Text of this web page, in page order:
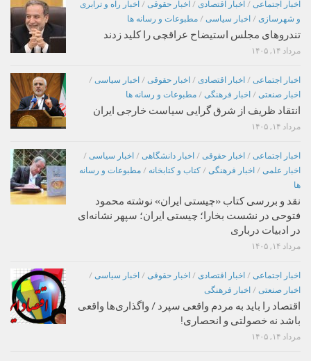
اخبار اجتماعی / اخبار اقتصادی / اخبار حقوقی / اخبار راه و ترابری
و شهرسازی / اخبار سیاسی / مطبوعات و رسانه ها
تندروهای مجلس استیضاح عراقچی را کلید زدند
مرداد ۱۴, ۱۴۰۵
اخبار اجتماعی / اخبار اقتصادی / اخبار حقوقی / اخبار سیاسی /
اخبار صنعتی / اخبار فرهنگی / مطبوعات و رسانه ها
انتقاد ظریف از شرق گرایی سیاست خارجی ایران
مرداد ۱۴, ۱۴۰۵
اخبار اجتماعی / اخبار حقوقی / اخبار دانشگاهی / اخبار سیاسی /
اخبار علمی / اخبار فرهنگی / کتاب و کتابخانه / مطبوعات و رسانه
ها
نقد و بررسی کتاب «چیستی ایران» نوشته محمود
فتوحی در نشست بخارا؛ چیستی ایران؛ سپهر نشانه‌ای
در ادبیات درباری
مرداد ۱۴, ۱۴۰۵
اخبار اجتماعی / اخبار اقتصادی / اخبار حقوقی / اخبار سیاسی /
اخبار صنعتی / اخبار فرهنگی
اقتصاد را باید به مردم واقعی سپرد / واگذاری‌ها واقعی
باشد نه خصولتی و انحصاری!
مرداد ۱۴, ۱۴۰۵